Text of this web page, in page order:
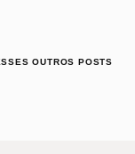
OUTROS POSTS